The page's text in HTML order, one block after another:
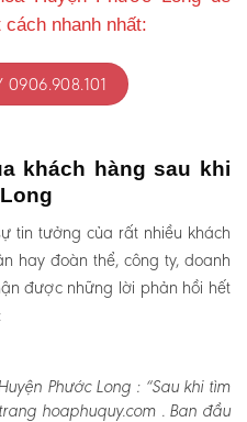
nhanh nhất:
0906.908.101
khách hàng sau khi
tin tưởng của rất nhiều khách
hay đoàn thể, công ty, doanh
được những lời phản hồi hết
Phước Long :“Sau khi tìm
hoaphuquy.com . Ban đầu